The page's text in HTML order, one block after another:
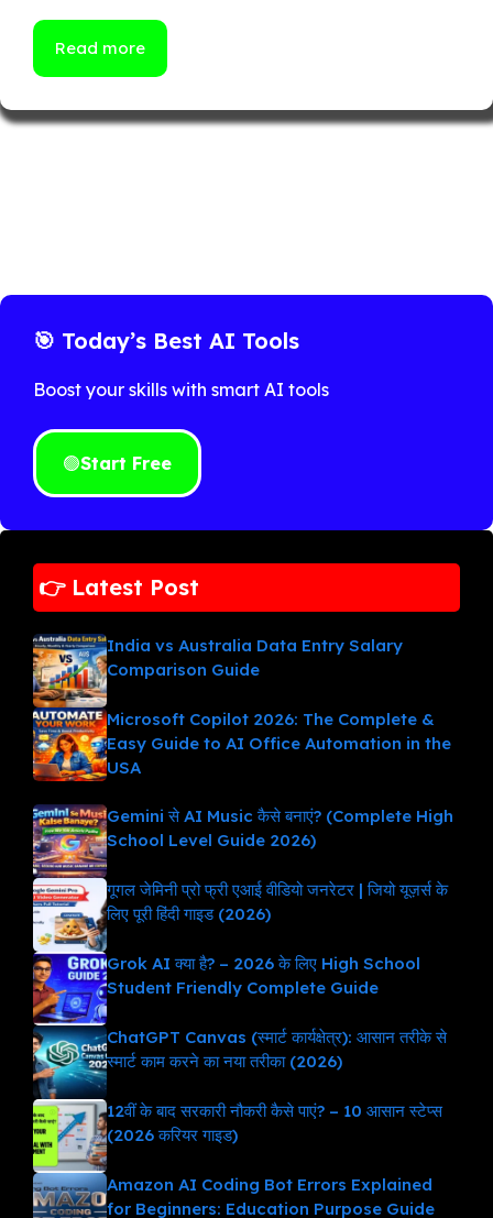
Read more
🎯 Today’s Best AI Tools
Boost your skills with smart AI tools
🟢Start Free
👉 Latest Post
India vs Australia Data Entry Salary
Comparison Guide
Microsoft Copilot 2026: The Complete &
Easy Guide to AI Office Automation in the
USA
Gemini से AI Music कैसे बनाएं? (Complete High
School Level Guide 2026)
गूगल जेमिनी प्रो फ्री एआई वीडियो जनरेटर | जियो यूज़र्स के
लिए पूरी हिंदी गाइड (2026)
Grok AI क्या है? – 2026 के लिए High School
Student Friendly Complete Guide
ChatGPT Canvas (स्मार्ट कार्यक्षेत्र): आसान तरीके से
स्मार्ट काम करने का नया तरीका (2026)
12वीं के बाद सरकारी नौकरी कैसे पाएं? – 10 आसान स्टेप्स
(2026 करियर गाइड)
Amazon AI Coding Bot Errors Explained
for Beginners: Education Purpose Guide